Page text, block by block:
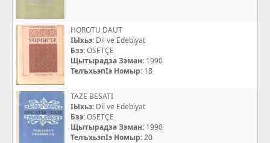
HOROTU DAUT
IЫхьэ: Dil ve Edebiyat
Бзэ:OSETÇE
Щытырадза Зэман: 1990
ТелъхьэпIэ Номыр: 18
TAZE BESATI
IЫхьэ: Dil ve Edebiyat
Бзэ:OSETÇE
Щытырадза Зэман: 1990
ТелъхьэпIэ Номыр:20